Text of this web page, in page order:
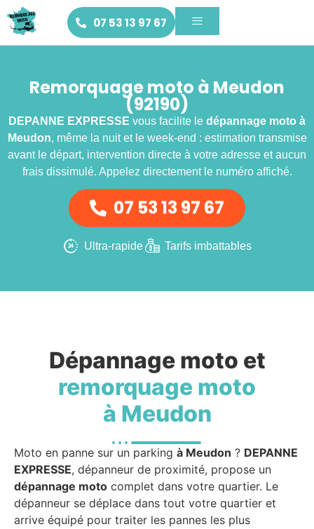
07 53 13 97 67
Remorquage moto à Meudon
(92190)
DEPANNE EXPRESSE vous facilite le dépannage moto à
Meudon, même la nuit et le week-end : estimation transmise
avant le départ, intervention directe à votre adresse et aucun
frais dissimulé. Appelez directement le numéro affiché.
07 53 13 97 67
Ultra-rapide Tarifs imbattables
Dépannage moto et
remorquage moto
à Meudon
Moto en panne sur un parking à Meudon ? DEPANNE
EXPRESSE, dépanneur de proximité, propose un
dépannage moto complet dans votre quartier. Le
dépanneur se déplace dans tout votre quartier et
arrive équipé pour traiter les pannes les plus